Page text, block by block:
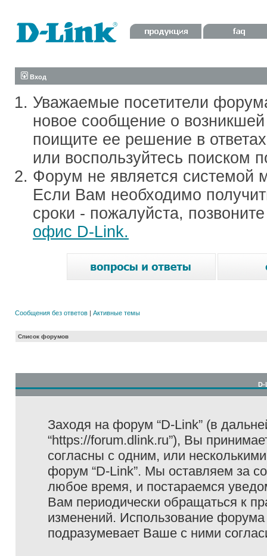
Вход
Уважаемые посетители
новое сообщение о
поищите ее решение в
или воспользуйтесь поиском
Форум не является системой
Если Вам необходимо
сроки - пожалуйста,
офис D-Link.
Сообщения без ответов | Активные темы
Список форумов
D-
Заходя на форум “D-Link” (в
“https://forum.dlink.ru”), Вы
согласны с одним, или
форум “D-Link”. Мы оставляем за
любое время, и постараемся
Вам периодически обращаться к
изменений. Использование
подразумевает Ваше с ними